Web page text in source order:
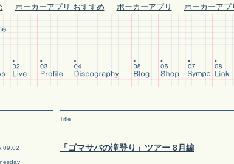
ポーカーアプリ おすすめ ポーカーアプリ ポーカーアプ
Title
「ゴマサバの滝登り」ツアー 8月編